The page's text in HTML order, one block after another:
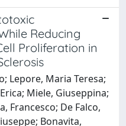
Reducing
Proliferation in
Lepore, Maria Teresa;
Miele, Giuseppina;
Francesco; De Falco,
Bonavita,